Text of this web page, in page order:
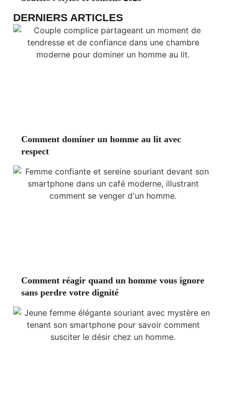
DERNIERS ARTICLES
Comment dominer un homme au lit avec
respect
Comment réagir quand un homme vous ignore
sans perdre votre dignité